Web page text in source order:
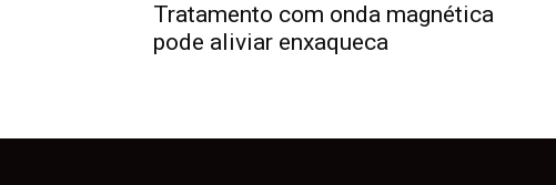
Tratamento com onda magnética
pode aliviar enxaqueca